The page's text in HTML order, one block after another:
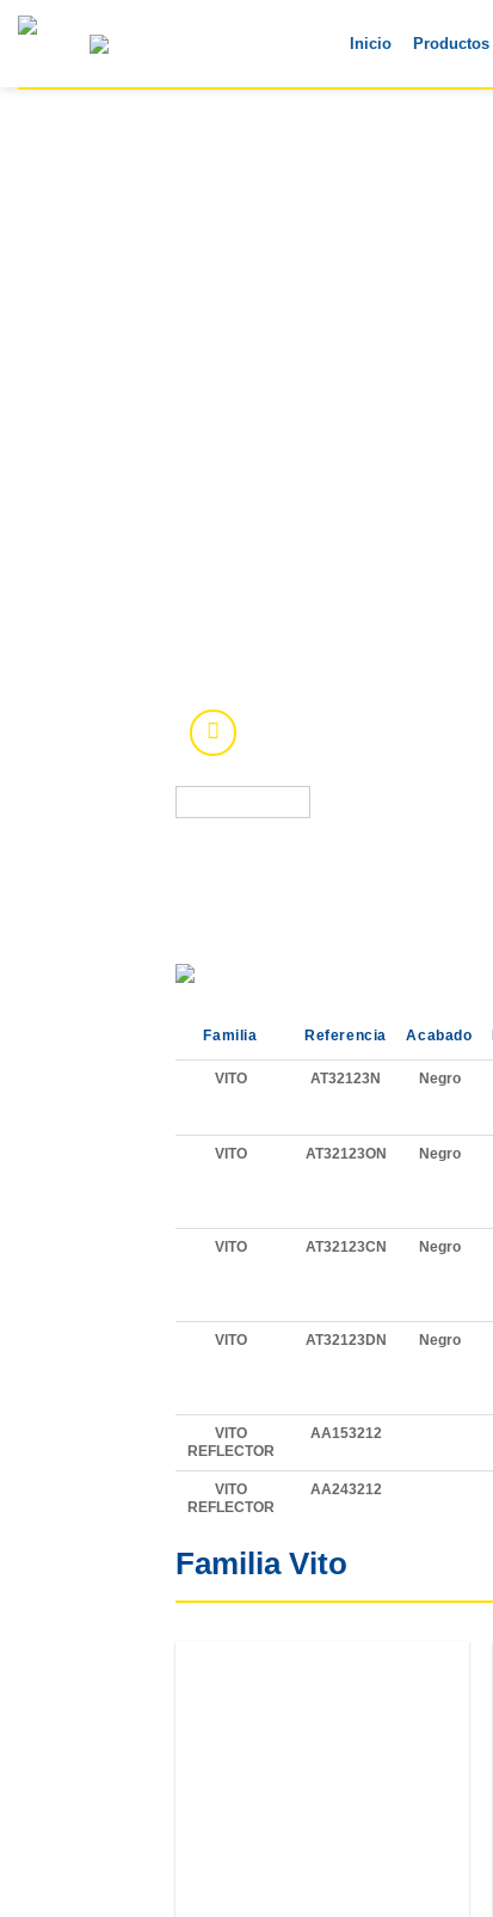
Skip
Inicio Productos
Familia Referencia Acabado
VITO AT32123N Negro
VITO AT32123ON Negro
VITO AT32123CN Negro
VITO AT32123DN Negro
VITO
REFLECTOR
AA153212
VITO
REFLECTOR
AA243212
Familia Vito